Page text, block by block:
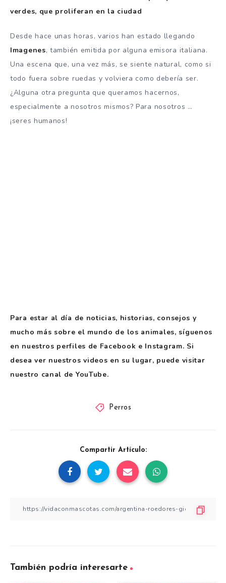
verdes, que proliferan en la ciudad
Desde hace unas horas, varios han estado llegando
Imagenes, también emitida por alguna emisora ​​italiana.
Una escena que, una vez más, se siente natural, como si
todo fuera sobre ruedas y volviera como debería ser.
¿Alguna otra pregunta que queramos hacernos,
especialmente a nosotros mismos? Para nosotros …
¡seres humanos!
Para estar al día de noticias, historias, consejos y
mucho más sobre el mundo de los animales, síguenos
en nuestros perfiles de Facebook e Instagram. Si
desea ver nuestros videos en su lugar, puede visitar
nuestro canal de YouTube.
Perros
Compartir Artículo:
También podría interesarte